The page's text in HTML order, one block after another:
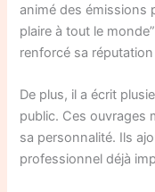
animé des émissions
plaire à tout le
renforcé sa
De plus, il a écrit
public. Ces ouvrages
sa personnalité. Ils
professionnel déjà